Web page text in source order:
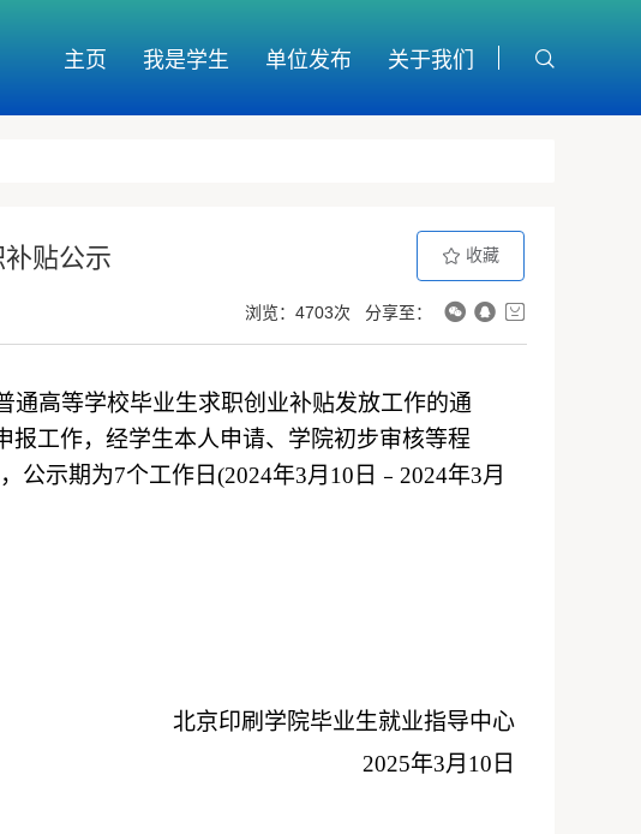
主页 我是学生 单位发布 关于我们
贴公示 收藏
浏览：4703次 分享至：
通高等学校毕业生求职创业补贴发放工作的通
报工作，经学生本人申请、学院初步审核等程
公示期为7个工作日(2024年3月 10 日﹣ 2024年3月
北京印刷学院毕业生就业指导中心
2025年3月10日